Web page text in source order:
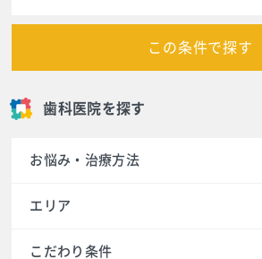
この条件で探す
歯科医院を探す
お悩み・治療方法
エリア
こだわり条件